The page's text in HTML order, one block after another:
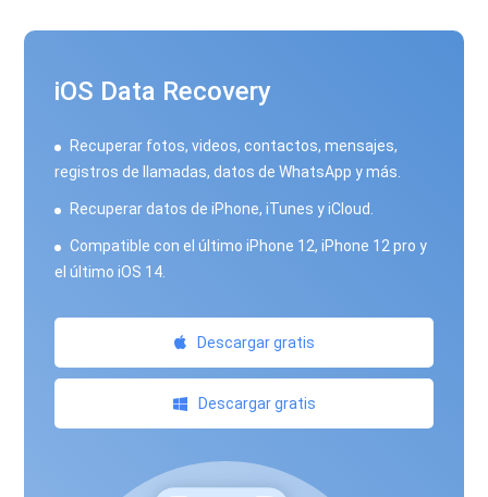
iOS Data Recovery
Recuperar fotos, videos, contactos, mensajes,
registros de llamadas, datos de WhatsApp y más.
Recuperar datos de iPhone, iTunes y iCloud.
Compatible con el último iPhone 12, iPhone 12 pro y
el último iOS 14.
Descargar gratis
Descargar gratis